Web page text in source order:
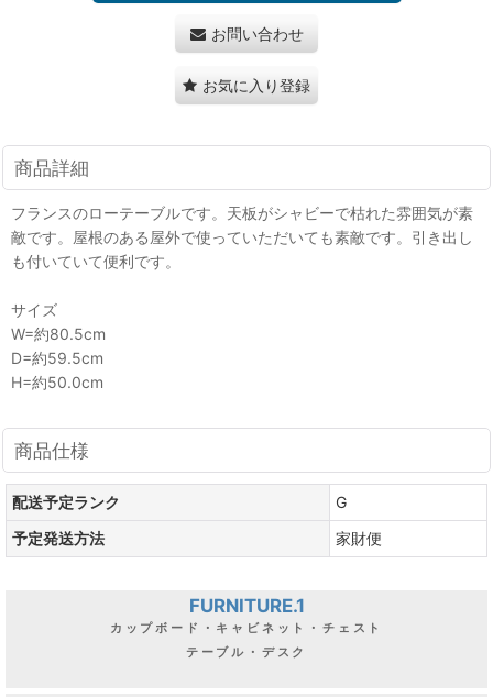
お問い合わせ
お気に入り登録
商品詳細
フランスのローテーブルです。天板がシャビーで枯れた雰囲気が素
敵です。屋根のある屋外で使っていただいても素敵です。引き出し
も付いていて便利です。
サイズ
W=約80.5cm
D=約59.5cm
H=約50.0cm
商品仕様
配送予定ランク
G
予定発送方法
家財便
FURNITURE.1
カップボード・キャビネット・チェスト
テーブル・デスク